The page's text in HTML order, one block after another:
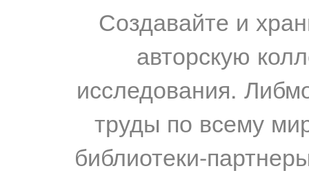
Создавайте и
авторскую
исследования.
труды по всему
библиотеки-